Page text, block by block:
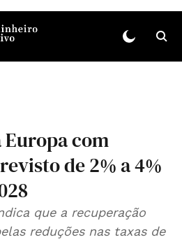
com
de 2% a 4%
que a recuperação
reduções nas taxas de